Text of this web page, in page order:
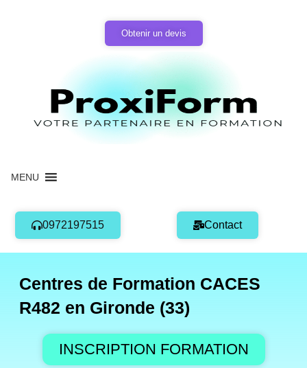
Obtenir un devis
MENU
0972197515 Contact
Centres de Formation CACES
R482 en Gironde (33)
INSCRIPTION FORMATION